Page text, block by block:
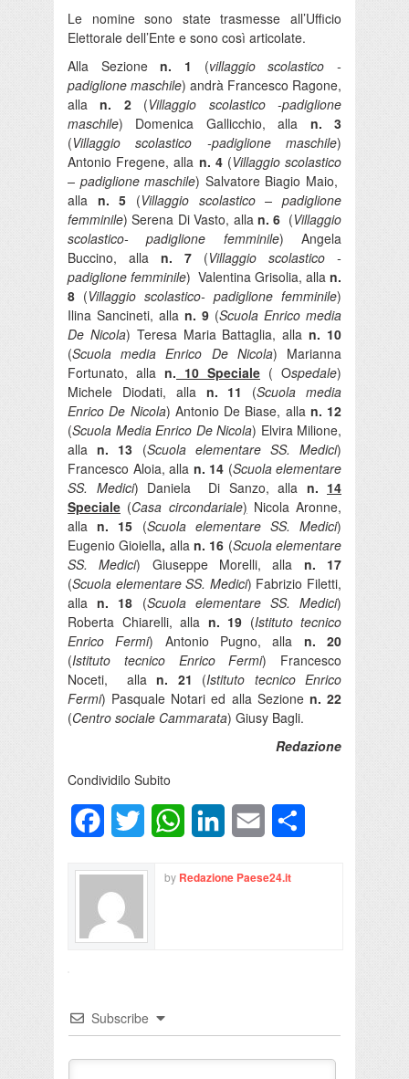
Le nomine sono state trasmesse all’Ufficio
Elettorale dell’Ente e sono così articolate.
Alla Sezionen. 1 (villaggio scolastico -
padiglione maschile) andrà Francesco Ragone,
allan. 2 (Villaggio scolastico -padiglione
maschile) Domenica Gallicchio, alla n. 3
(Villaggio scolastico -padiglione maschile)
Antonio Fregene, alla n. 4(Villaggio scolastico
– padiglione maschile) Salvatore Biagio Maio,
alla n. 5 (Villaggio scolastico – padiglione
femminile) Serena Di Vasto, alla n. 6 (Villaggio
scolastico- padiglione femminile) Angela
Buccino, alla n. 7 (Villaggio scolastico -
padiglione femminile) Valentina Grisolia, alla n.
8 (Villaggio scolastico- padiglione femminile)
Ilina Sancineti, alla n. 9 (Scuola Enrico media
De Nicola) Teresa Maria Battaglia, allan. 10
(Scuola media Enrico De Nicola) Marianna
Fortunato, alla n. 10 Speciale ( Ospedale)
Michele Diodati, alla n. 11 (Scuola media
Enrico De Nicola) Antonio De Biase, alla n. 12
(Scuola Media Enrico De Nicola) Elvira Milione,
allan. 13 (Scuola elementare SS. Medici)
Francesco Aloia, alla n. 14 (Scuola elementare
SS. Medici) Daniela Di Sanzo, alla n. 14
Speciale (Casa circondariale) Nicola Aronne,
allan. 15 (Scuola elementare SS. Medici)
Eugenio Gioiella, allan. 16 (Scuola elementare
SS. Medici) Giuseppe Morelli, alla n. 17
(Scuola elementare SS. Medici) Fabrizio Filetti,
allan. 18 (Scuola elementare SS. Medici)
Roberta Chiarelli, alla n. 19 (Istituto tecnico
Enrico Fermi) Antonio Pugno, alla n. 20
(Istituto tecnico Enrico Fermi) Francesco
Noceti, allan. 21 (Istituto tecnico Enrico
Fermi) Pasquale Notari ed alla Sezione n. 22
(Centro sociale Cammarata) Giusy Bagli.
Redazione
Condividilo Subito
FacebookTwitter WhatsAppLinkedInEmail
by Redazione Paese24.it
Subscribe